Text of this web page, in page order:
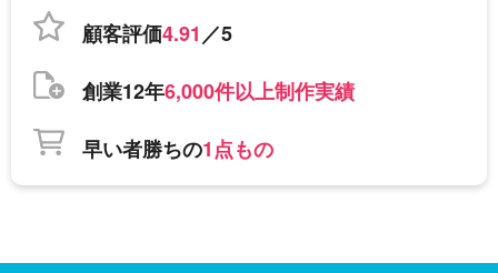
顧客評価4.91／5
創業12年6,000件以上制作実績
早い者勝ちの1点もの